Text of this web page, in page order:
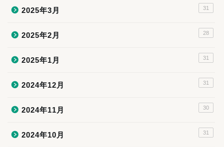
2025年3月 31
2025年2月 28
2025年1月 31
2024年12月 31
2024年11月 30
2024年10月 31